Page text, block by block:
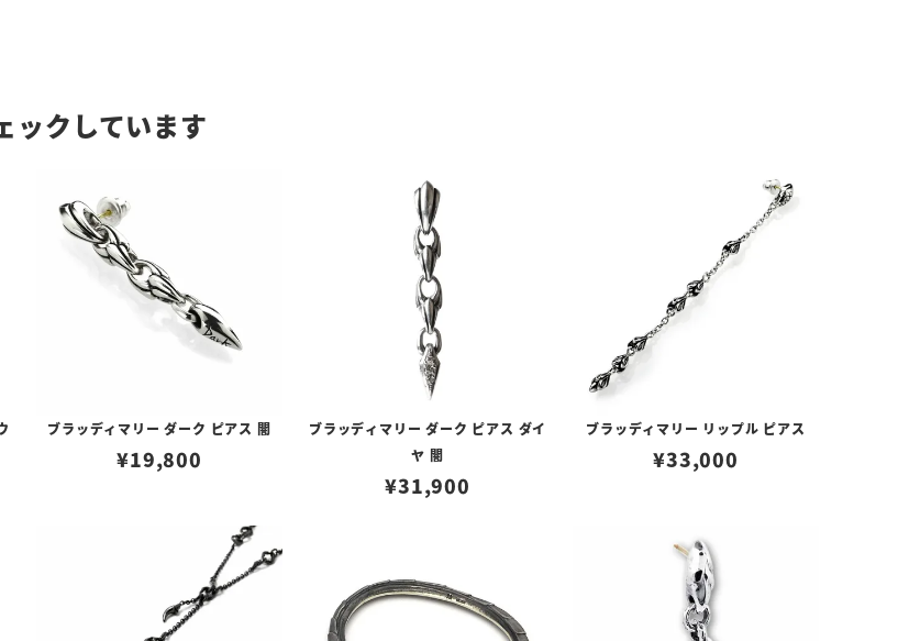
ックしています
ブラッディマリー ダーク ピアス 闇
¥19,800
ブラッディマリー ダーク ピアス ダイ
ヤ 闇
¥31,900
ブラッディマリー リップル ピアス
¥33,000